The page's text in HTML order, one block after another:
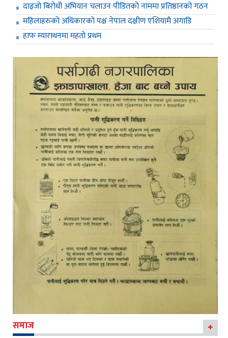
दाइजो बिरोधी अभियान चलाउन पीडितको नाममा प्रतिष्ठानको गठन
महिलाहरुको अधिकारको पक्ष नेपाल दक्षीण एशियामै अगाडि
हाफ म्याराथनमा महतो प्रथम
समाज